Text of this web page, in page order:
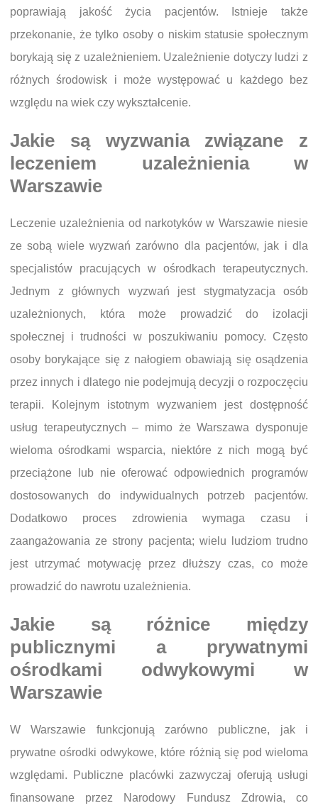
poprawiają jakość życia pacjentów. Istnieje także
przekonanie, że tylko osoby o niskim statusie społecznym
borykają się z uzależnieniem. Uzależnienie dotyczy ludzi z
różnych środowisk i może występować u każdego bez
względu na wiek czy wykształcenie.
Jakie są wyzwania związane z
leczeniem uzależnienia w
Warszawie
Leczenie uzależnienia od narkotyków w Warszawie niesie
ze sobą wiele wyzwań zarówno dla pacjentów, jak i dla
specjalistów pracujących w ośrodkach terapeutycznych.
Jednym z głównych wyzwań jest stygmatyzacja osób
uzależnionych, która może prowadzić do izolacji
społecznej i trudności w poszukiwaniu pomocy. Często
osoby borykające się z nałogiem obawiają się osądzenia
przez innych i dlatego nie podejmują decyzji o rozpoczęciu
terapii. Kolejnym istotnym wyzwaniem jest dostępność
usług terapeutycznych – mimo że Warszawa dysponuje
wieloma ośrodkami wsparcia, niektóre z nich mogą być
przeciążone lub nie oferować odpowiednich programów
dostosowanych do indywidualnych potrzeb pacjentów.
Dodatkowo proces zdrowienia wymaga czasu i
zaangażowania ze strony pacjenta; wielu ludziom trudno
jest utrzymać motywację przez dłuższy czas, co może
prowadzić do nawrotu uzależnienia.
Jakie są różnice między
publicznymi a prywatnymi
ośrodkami odwykowymi w
Warszawie
W Warszawie funkcjonują zarówno publiczne, jak i
prywatne ośrodki odwykowe, które różnią się pod wieloma
względami. Publiczne placówki zazwyczaj oferują usługi
finansowane przez Narodowy Fundusz Zdrowia, co